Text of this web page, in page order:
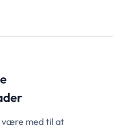
være med til at